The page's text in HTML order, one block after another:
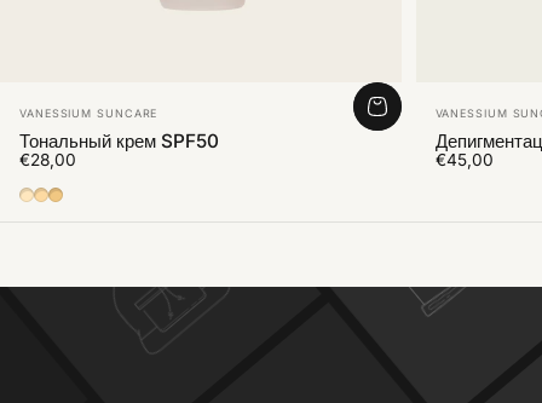
Vendor:
VANESSIUM SUNCARE
Тональный крем SPF50
€28,00
010203
Vendor:
VANESSIUM
€45,00